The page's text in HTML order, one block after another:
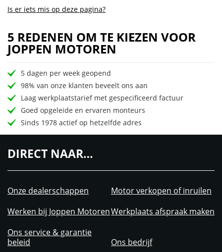
Is er iets mis op deze pagina?
5 REDENEN OM TE KIEZEN VOOR
JOPPEN MOTOREN
5 dagen per week geopend
98% van onze klanten beveelt ons aan
Laag werkplaatstarief met gespecificeerd factuur
Goed opgeleide en ervaren monteurs
Sinds 1978 actief op hetzelfde adres
DIRECT NAAR…
Onze dealerschappen
Motor verkopen of inruilen
Werken bij Joppen MotorenWerkplaats afspraak maken
Ons service & garantie
beleid
Ons bedrijf